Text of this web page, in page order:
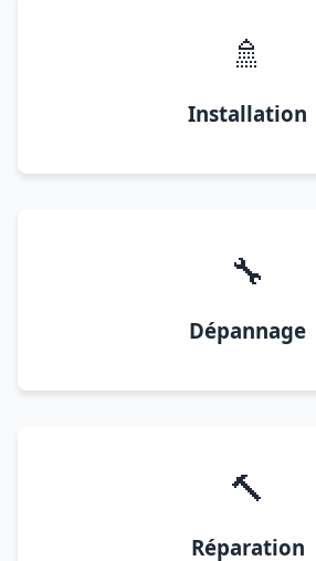
🚿
Installation
🔧
Dépannage
🔨
Réparation